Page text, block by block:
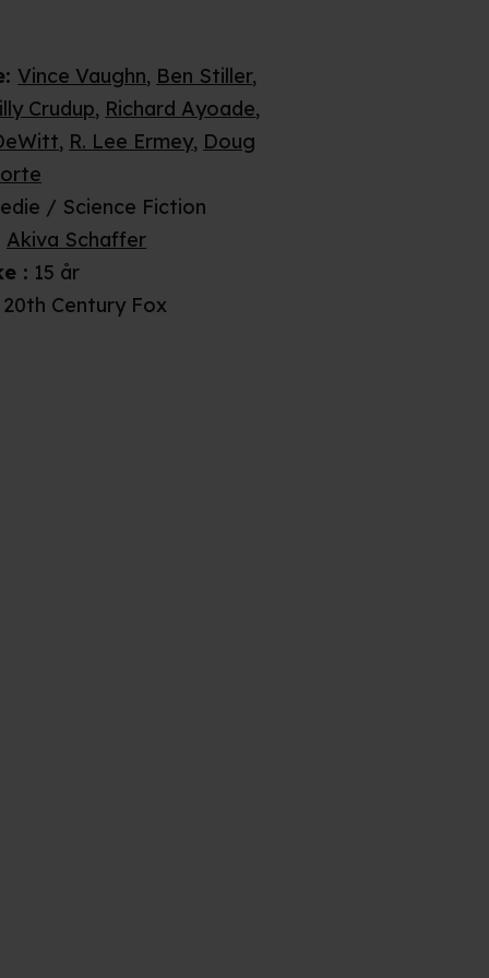
: Vince Vaughn, Ben Stiller,
Crudup, Richard Ayoade,
, R. Lee Ermey, Doug
/ Science Fiction
Akiva Schaffer
: 15 år
20th Century Fox